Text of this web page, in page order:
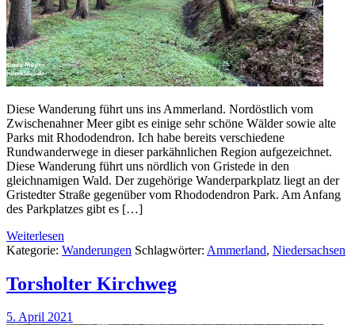
Diese Wanderung führt uns ins Ammerland. Nordöstlich vom
Zwischenahner Meer gibt es einige sehr schöne Wälder sowie alte
Parks mit Rhododendron. Ich habe bereits verschiedene
Rundwanderwege in dieser parkähnlichen Region aufgezeichnet.
Diese Wanderung führt uns nördlich von Gristede in den
gleichnamigen Wald. Der zugehörige Wanderparkplatz liegt an der
Gristedter Straße gegenüber vom Rhododendron Park. Am Anfang
des Parkplatzes gibt es […]
Weiterlesen
Kategorie: Wanderungen Schlagwörter: Ammerland, Niedersachsen
Torsholter Kirchweg
5. April 2021